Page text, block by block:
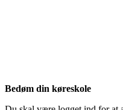
Bedøm din køreskole